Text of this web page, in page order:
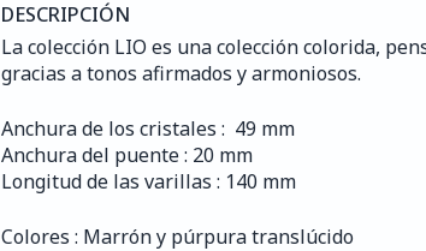
DESCRIPCIÓN
La colección LIO es una colección colorida,
gracias a tonos afirmados y armoniosos.
Anchura de los cristales :  49 mm
Anchura del puente : 20 mm
Longitud de las varillas : 140 mm
Colores : Marrón y púrpura translúcido